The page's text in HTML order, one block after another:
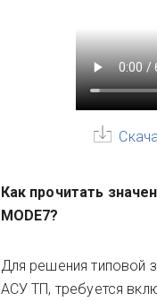
Как прочитать
MODE7?
Для решения типовой
АСУ ТП, требуется